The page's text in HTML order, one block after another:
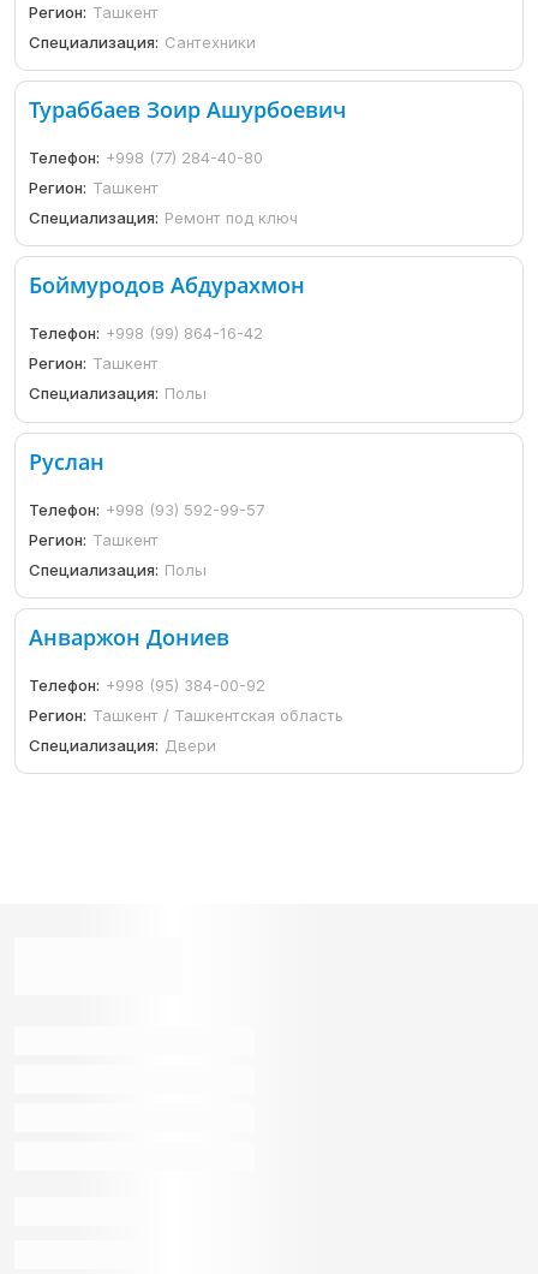
Регион: Ташкент
Специализация: Сантехники
Тураббаев Зоир Ашурбоевич
Телефон: +998 (77) 284-40-80
Регион: Ташкент
Специализация: Ремонт под ключ
Боймуродов Абдурахмон
Телефон: +998 (99) 864-16-42
Регион: Ташкент
Специализация: Полы
Руслан
Телефон: +998 (93) 592-99-57
Регион: Ташкент
Специализация: Полы
Анваржон Дониев
Телефон: +998 (95) 384-00-92
Регион: Ташкент / Ташкентская область
Специализация: Двери